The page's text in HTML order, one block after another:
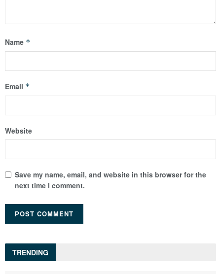
Name *
Email *
Website
Save my name, email, and website in this browser for the
next time I comment.
TRENDING